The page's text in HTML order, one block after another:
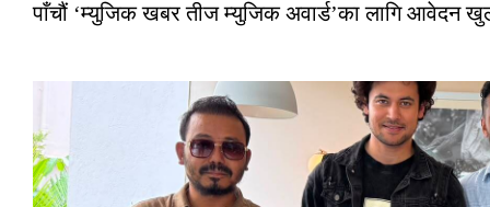
पाँचौं ‘म्युजिक खबर तीज म्युजिक अवार्ड’का लागि आवेदन